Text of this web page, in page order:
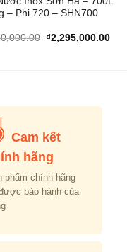
– Phi 720 – SHN700
Original
₫2,295,000.00
Cam kết
hãng
phẩm chính hãng
bảo hành của